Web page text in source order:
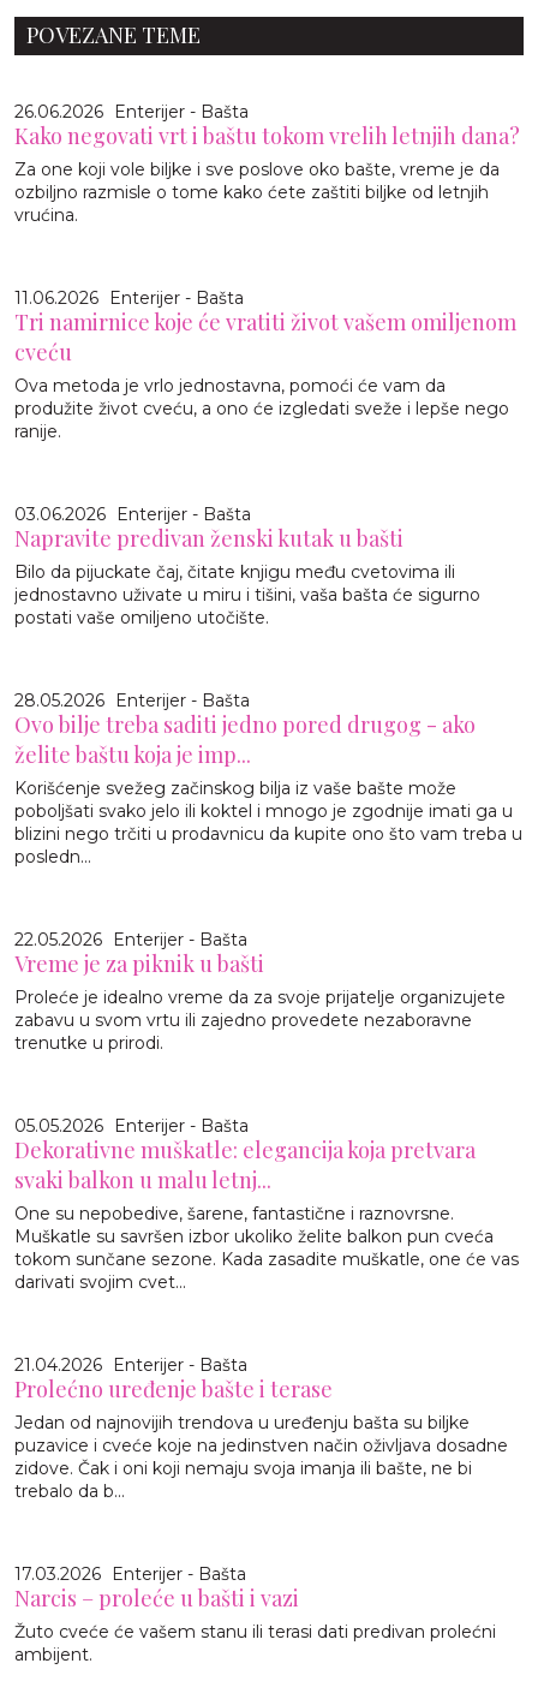
POVEZANE TEME
26.06.2026 Enterijer - Bašta
Kako negovati vrt i baštu tokom vrelih letnjih dana?
Za one koji vole biljke i sve poslove oko bašte, vreme je da
ozbiljno razmisle o tome kako ćete zaštiti biljke od letnjih
vrućina.
11.06.2026 Enterijer - Bašta
Tri namirnice koje će vratiti život vašem omiljenom
cveću
Ova metoda je vrlo jednostavna, pomoći će vam da
produžite život cveću, a ono će izgledati sveže i lepše nego
ranije.
03.06.2026 Enterijer - Bašta
Napravite predivan ženski kutak u bašti
Bilo da pijuckate čaj, čitate knjigu među cvetovima ili
jednostavno uživate u miru i tišini, vaša bašta će sigurno
postati vaše omiljeno utočište.
28.05.2026 Enterijer - Bašta
Ovo bilje treba saditi jedno pored drugog - ako
želite baštu koja je imp...
Korišćenje svežeg začinskog bilja iz vaše bašte može
poboljšati svako jelo ili koktel i mnogo je zgodnije imati ga u
blizini nego trčiti u prodavnicu da kupite ono što vam treba u
posledn...
22.05.2026 Enterijer - Bašta
Vreme je za piknik u bašti
Proleće je idealno vreme da za svoje prijatelje organizujete
zabavu u svom vrtu ili zajedno provedete nezaboravne
trenutke u prirodi.
05.05.2026 Enterijer - Bašta
Dekorativne muškatle: elegancija koja pretvara
svaki balkon u malu letnj...
One su nepobedive, šarene, fantastične i raznovrsne.
Muškatle su savršen izbor ukoliko želite balkon pun cveća
tokom sunčane sezone. Kada zasadite muškatle, one će vas
darivati svojim cvet...
21.04.2026 Enterijer - Bašta
Prolećno uređenje bašte i terase
Jedan od najnovijih trendova u uređenju bašta su biljke
puzavice i cveće koje na jedinstven način oživljava dosadne
zidove. Čak i oni koji nemaju svoja imanja ili bašte, ne bi
trebalo da b...
17.03.2026 Enterijer - Bašta
Narcis – proleće u bašti i vazi
Žuto cveće će vašem stanu ili terasi dati predivan prolećni
ambijent.